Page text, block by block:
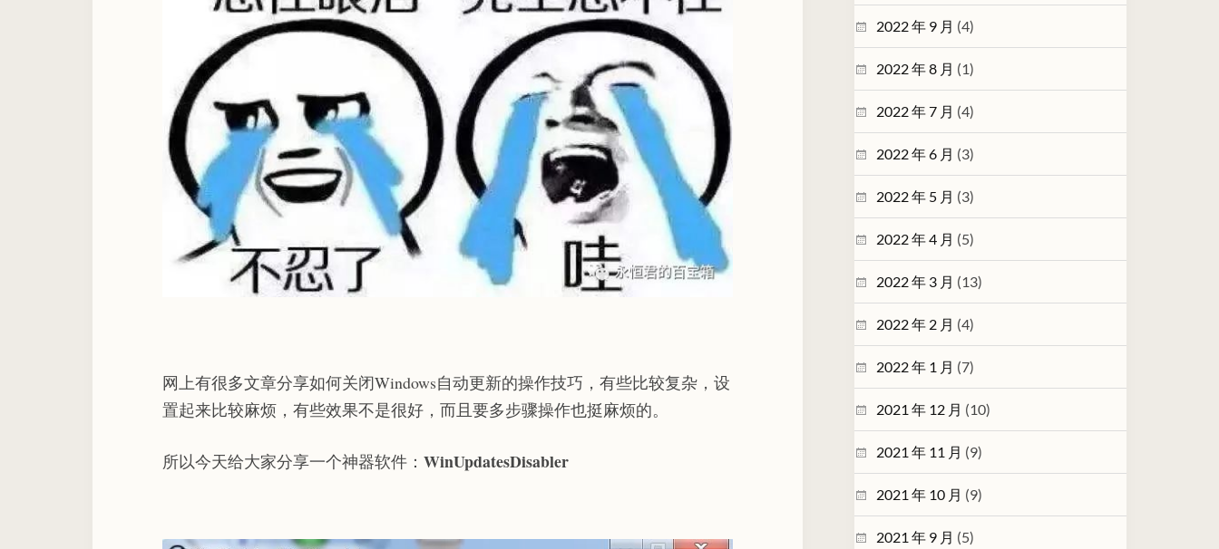
网上有很多文章分享如何关闭Windows自动更新的操作技巧，有些比较复杂，设
置起来比较麻烦，有些效果不是很好，而且要多步骤操作也挺麻烦的。
所以今天给大家分享一个神器软件：WinUpdatesDisabler
2022 年 9 月 (4)
2022 年 8 月 (1)
2022 年 7 月 (4)
2022 年 6 月 (3)
2022 年 5 月 (3)
2022 年 4 月 (5)
2022 年 3 月 (13)
2022 年 2 月 (4)
2022 年 1 月 (7)
2021 年 12 月 (10)
2021 年 11 月 (9)
2021 年 10 月 (9)
2021 年 9 月 (5)